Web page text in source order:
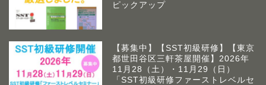
ピックアップ
【募集中】【SST初級研修】【東京
都世田谷区三軒茶屋開催】2026年
11月28（土）・11月29（日）
「SST初級研修ファーストレベルセ